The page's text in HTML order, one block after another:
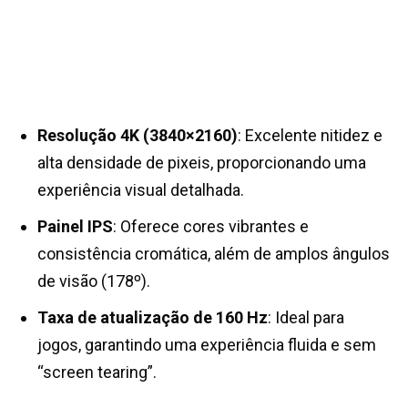
Resolução 4K (3840×2160): Excelente nitidez e
alta densidade de pixeis, proporcionando uma
experiência visual detalhada​.
Painel IPS: Oferece cores vibrantes e
consistência cromática, além de amplos ângulos
de visão (178º).
Taxa de atualização de 160 Hz: Ideal para
jogos, garantindo uma experiência fluida e sem
“screen tearing”.